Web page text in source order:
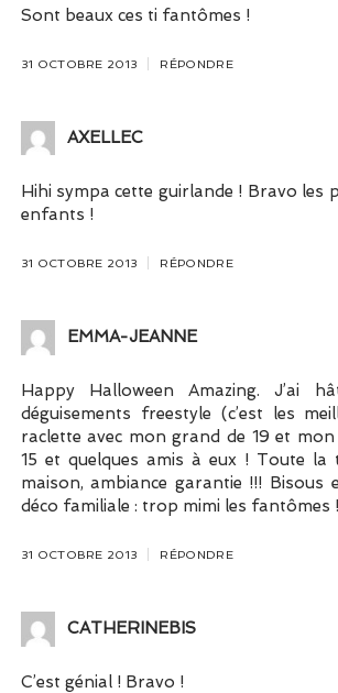
Sont beaux ces ti fantômes !
31 OCTOBRE 2013 RÉPONDRE
AXELLEC
Hihi sympa cette guirlande ! Bravo les
enfants !
31 OCTOBRE 2013 RÉPONDRE
EMMA-JEANNE
Happy Halloween Amazing. J’ai
déguisements freestyle (c’est les
raclette avec mon grand de 19 et
15 et quelques amis à eux ! Toute
maison, ambiance garantie !!!
déco familiale : trop mimi les fantômes !
31 OCTOBRE 2013 RÉPONDRE
CATHERINEBIS
C’est génial ! Bravo !